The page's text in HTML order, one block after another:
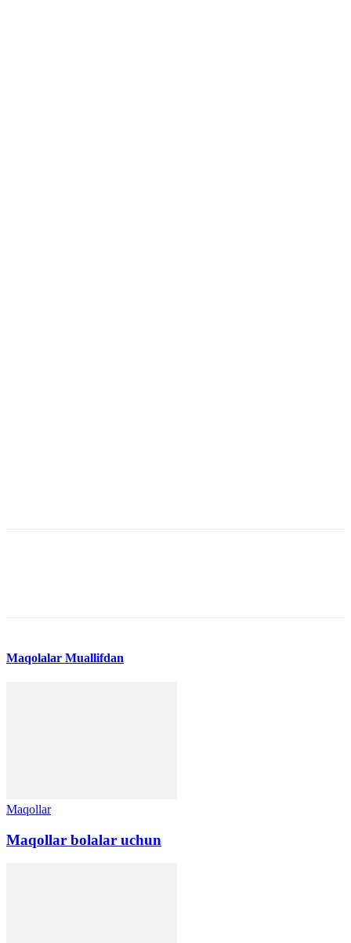
Maqolalar Muallifdan
Maqollar
Maqollar bolalar uchun